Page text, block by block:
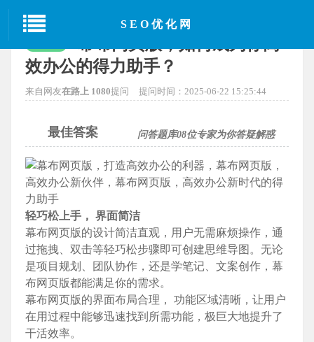
SEO优化网
当前位置：
效办公的得力助手？
来自网友在路上 1080提问 提问时间：2025-06-22 15:25:44
最佳答案 问答题库08位专家为你答疑解惑
轻巧松上手， 界面简洁
幕布网页版的设计简洁直观，用户无需麻烦操作，通
过拖拽、双击等轻巧松步骤即可创建思维导图。无论
是项目规划、团队协作，还是学笔记、文案创作，幕
布网页版都能满足你的需求。
幕布网页版的界面布局合理， 功能区域清晰，让用户
在用过程中能够迅速找到所需功能，极巨大地提升了
干活效率。